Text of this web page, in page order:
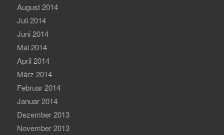
August 2014
Juli 2014
Juni 2014
Mai 2014
April 2014
März 2014
Februar 2014
Januar 2014
Dezember 2013
November 2013